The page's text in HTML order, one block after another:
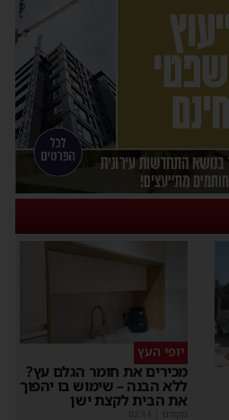
יופי העץ
מכירים את חומר הגלם עץ?
ללא הבנה – שימוש בו יהפוך
את הבית לקצת ישן
מקודם